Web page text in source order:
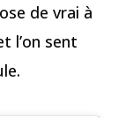
de vrai à
l’on sent